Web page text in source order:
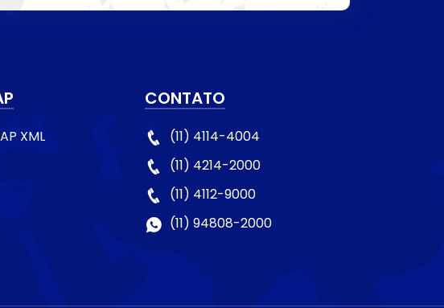
XML
CONTATO
(11) 4114-4004
(11) 4214-2000
(11) 4112-9000
(11) 94808-2000